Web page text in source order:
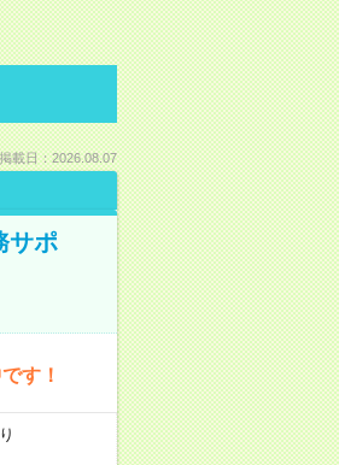
載日：2026.08.07
サポ
す！